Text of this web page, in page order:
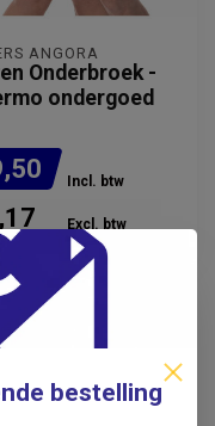
ANGORA
Onderbroek -
ondergoed
Incl. btw
Excl. btw
levertijd: 1 week
bestelling